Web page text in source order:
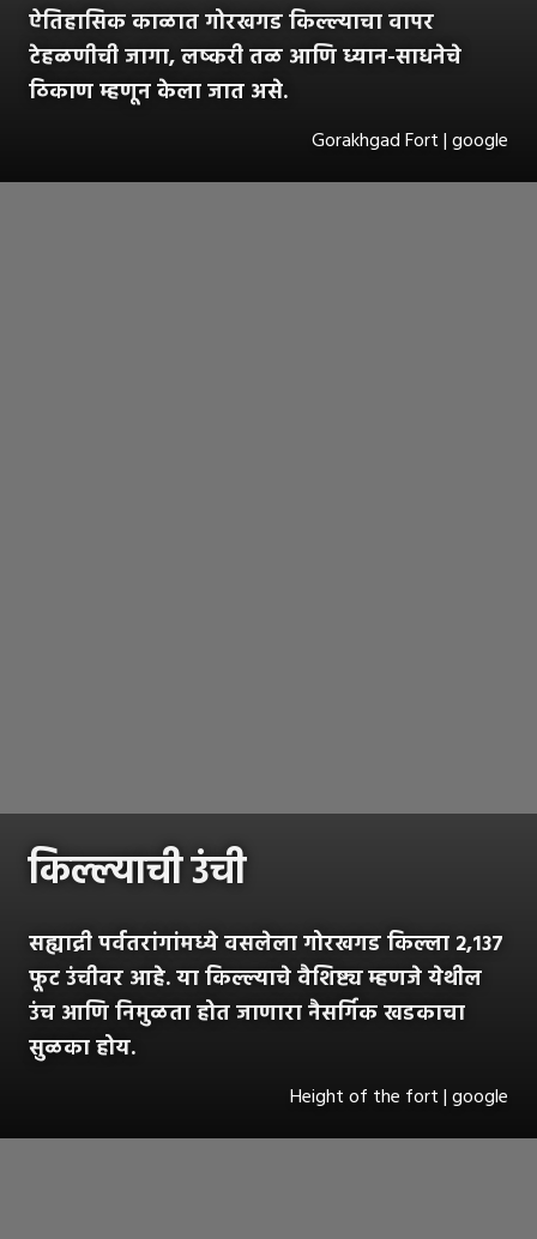
ऐतिहासिक काळात गोरखगड किल्ल्याचा वापर
टेहळणीची जागा, लष्करी तळ आणि ध्यान-साधनेचे
ठिकाण म्हणून केला जात असे.
Gorakhgad Fort | google
किल्ल्याची उंची
सह्याद्री पर्वतरांगांमध्ये वसलेला गोरखगड किल्ला २,१३७
फूट उंचीवर आहे. या किल्ल्याचे वैशिष्ट्य म्हणजे येथील
उंच आणि निमुळता होत जाणारा नैसर्गिक खडकाचा
सुळका होय.
Height of the fort | google